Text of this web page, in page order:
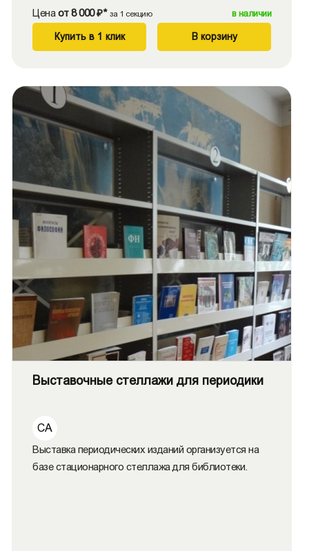
Цена от 8 000 ₽* за 1 секцию в наличии
Купить в 1 клик В корзину
Выставочные стеллажи для периодики
СА
Выставка периодических изданий организуется на
базе стационарного стеллажа для библиотеки.